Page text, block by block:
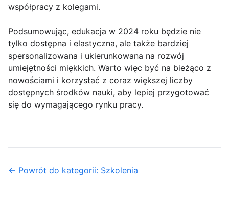
współpracy z kolegami.
Podsumowując, edukacja w 2024 roku będzie nie
tylko dostępna i elastyczna, ale także bardziej
spersonalizowana i ukierunkowana na rozwój
umiejętności miękkich. Warto więc być na bieżąco z
nowościami i korzystać z coraz większej liczby
dostępnych środków nauki, aby lepiej przygotować
się do wymagającego rynku pracy.
← Powrót do kategorii: Szkolenia